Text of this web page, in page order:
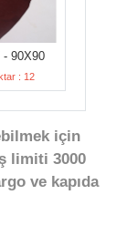
- 90X90
: 12
için
limiti 3000
ve kapıda